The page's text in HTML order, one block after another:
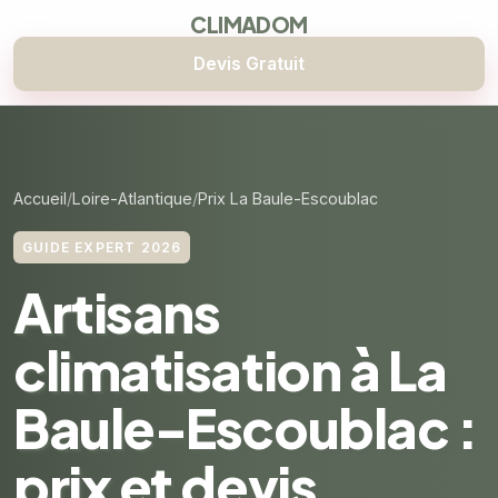
CLIMADOM
Devis Gratuit
Accueil Loire-Atlantique Prix La Baule-Escoublac
GUIDE EXPERT 2026
Artisans
climatisation à La
Baule-Escoublac :